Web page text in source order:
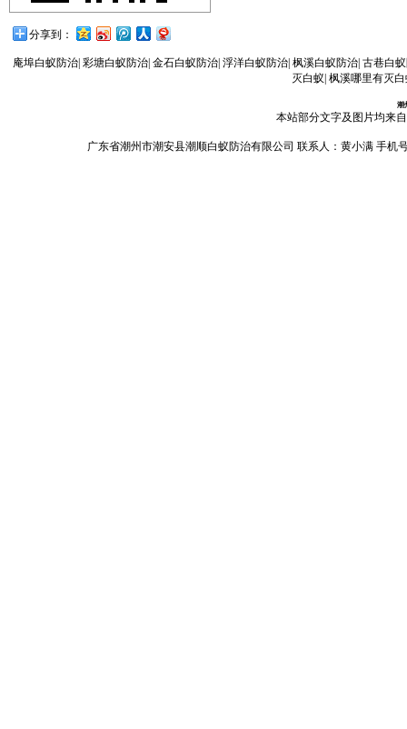
分享到：
庵埠白蚁防治| 彩塘白蚁防治| 金石白蚁防治| 浮洋白蚁防治| 枫溪白蚁防治| 古巷白
灭白蚁 枫溪哪里有灭白
潮
本站部分文字及图片均来
广东省潮州市潮安县潮顺白蚁防治有限公司 联系人：黄小满 手机